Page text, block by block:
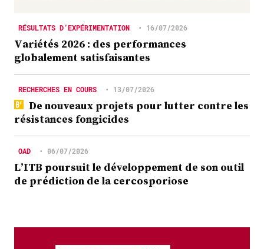
RÉSULTATS D’EXPÉRIMENTATION • 16/07/2026
Variétés 2026 : des performances
globalement satisfaisantes
RECHERCHES EN COURS • 13/07/2026
De nouveaux projets pour lutter contre les
résistances fongicides
OAD • 06/07/2026
L’ITB poursuit le développement de son outil
de prédiction de la cercosporiose